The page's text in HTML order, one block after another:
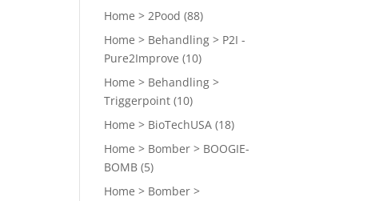
Home > 2Pood (88)
Home > Behandling > P2I -
Pure2Improve (10)
Home > Behandling >
Triggerpoint (10)
Home > BioTechUSA (18)
Home > Bomber > BOOGIE-
BOMB (5)
Home > Bomber >